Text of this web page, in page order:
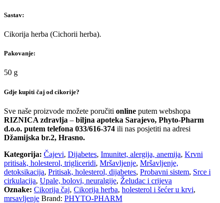
Sastav:
Cikorija herba (Cichorii herba).
Pakovanje:
50 g
Gdje kupiti čaj od cikorije?
Sve naše proizvode možete poručiti online putem webshopa
RIZNICA zdravlja – biljna apoteka Sarajevo, Phyto-Pharm
d.o.o. putem telefona 033/616-374 ili nas posjetiti na adresi
Džamijska br.2, Hrasno.
Kategorija: Čajevi, Dijabetes, Imunitet, alergija, anemija, Krvni
pritisak, holesterol, trigliceridi, Mršavljenje, Mršavljenje,
detoksikacija, Pritisak, holesterol, dijabetes, Probavni sistem, Srce i
cirkulacija, Upale, bolovi, neuralgije, Želudac i crijeva
Oznake: Cikorija čaj, Cikorija herba, holesterol i šećer u krvi,
mrsavljenje Brand: PHYTO-PHARM